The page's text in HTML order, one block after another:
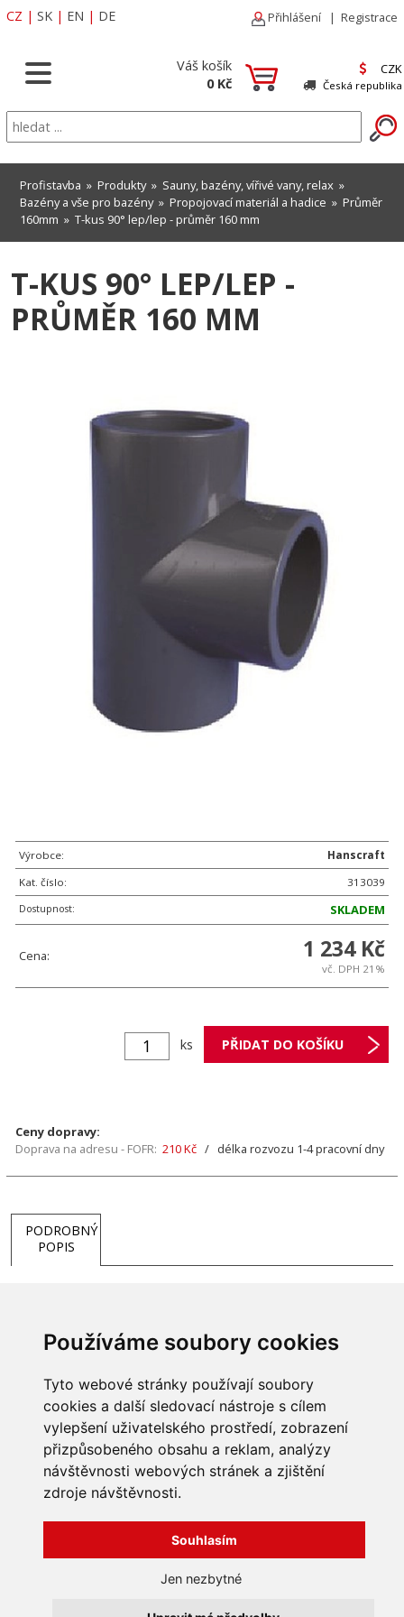
Používáme soubory cookies
Tyto webové stránky používají soubory
cookies a další sledovací nástroje s cílem
vylepšení uživatelského prostředí, zobrazení
přizpůsobeného obsahu a reklam, analýzy
návštěvnosti webových stránek a zjištění
zdroje návštěvnosti.
Souhlasím
Jen nezbytné
CZ | SK | EN | DE Přihlášení | Registrace
Váš košík
0 Kč
CZK
Česká republika
Profistavba » Produkty» Sauny, bazény, vířivé vany, relax »
Bazény a vše pro bazény» Propojovací materiál a hadice » Průměr
160mm » T-kus 90° lep/lep - průměr 160 mm
T-KUS 90° LEP/LEP -
PRŮMĚR 160 MM
Výrobce:
Hanscraft
Kat. číslo:
313039
Dostupnost:
SKLADEM
Cena: 1 234 Kč
vč. DPH 21%
ks
Ceny dopravy:
Doprava na adresu - FOFR: 210 Kč / délka rozvozu 1-4 pracovní dny
PODROBNÝ
POPIS
INFORMACE
Obchodní podmínky
Zpracování a ochrana
osobních údajů
O nás
Všechna práva vyhrazena